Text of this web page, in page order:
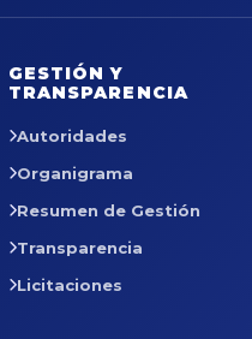
GESTIÓN Y
TRANSPARENCIA
Autoridades
Organigrama
Resumen de Gestión
Transparencia
Licitaciones